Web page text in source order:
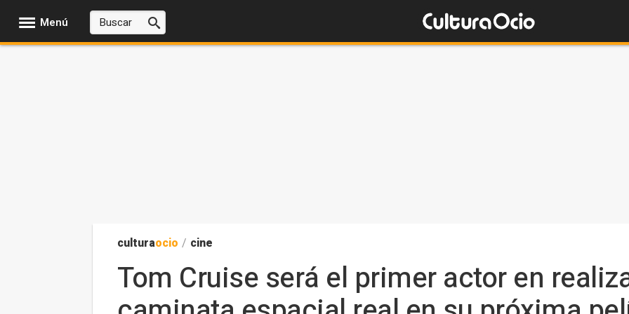
Menú
culturaocio / cine
Tom Cruise será el primer actor en